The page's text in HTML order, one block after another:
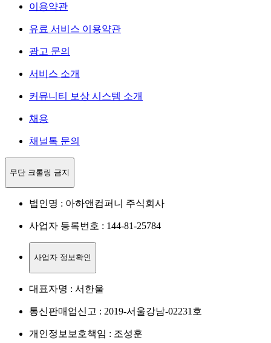
이용약관
유료 서비스 이용약관
광고 문의
서비스 소개
커뮤니티 보상 시스템 소개
채용
채널톡 문의
무단 크롤링 금지
법인명 : 아하앤컴퍼니 주식회사
사업자 등록번호 : 144-81-25784
사업자 정보확인
대표자명 : 서한울
통신판매업신고 : 2019-서울강남-02231호
개인정보보호책임 : 조성훈